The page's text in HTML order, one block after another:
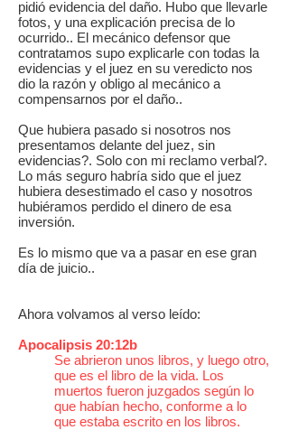
pidió evidencia del daño. Hubo que llevarle
fotos, y una explicación precisa de lo
ocurrido.. El mecánico defensor que
contratamos supo explicarle con todas la
evidencias y el juez en su veredicto nos
dio la razón y obligo al mecánico a
compensarnos por el daño..
Que hubiera pasado si nosotros nos
presentamos delante del juez, sin
evidencias?. Solo con mi reclamo verbal?.
Lo más seguro habría sido que el juez
hubiera desestimado el caso y nosotros
hubiéramos perdido el dinero de esa
inversión.
Es lo mismo que va a pasar en ese gran
día de juicio..
Ahora volvamos al verso leído:
Apocalipsis 20:12b
Se abrieron unos libros, y luego otro,
que es el libro de la vida. Los
muertos fueron juzgados según lo
que habían hecho, conforme a lo
que estaba escrito en los libros.